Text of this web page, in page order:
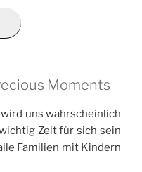
Moments
uns wahrscheinlich
Zeit für sich sein
Familien mit Kindern